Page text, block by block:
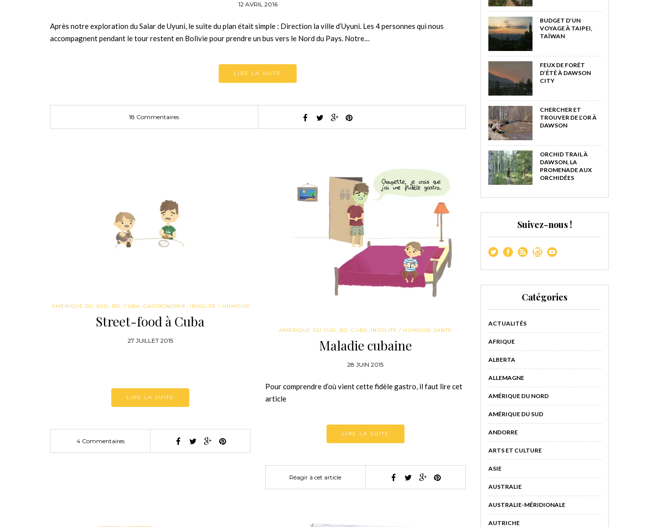
12 AVRIL 2016
Après notre exploration du Salar de Uyuni, le suite du plan était simple : Direction la ville d’Uyuni. Les 4 personnes qui nous
accompagnent pendant le tour restent en Bolivie pour prendre un bus vers le Nord du Pays. Notre…
LIRE LA SUITE
18 Commentaires
AMÉRIQUE DU SUD, BD, CUBA, GASTRONOMIE, INSOLITE / HUMOUR
Street-food à Cuba
27 JUILLET 2015
LIRE LA SUITE
4 Commentaires
AMÉRIQUE DU SUD, BD, CUBA, INSOLITE / HUMOUR, SANTÉ
Maladie cubaine
28 JUIN 2015
Pour comprendre d’où vient cette fidèle gastro, il faut lire cet
article
LIRE LA SUITE
Réagir à cet article
BUDGET D’UN
VOYAGE À TAIPEI,
TAÏWAN
FEUX DE FORÊT
D’ÉTÉ À DAWSON
CITY
CHERCHER ET
TROUVER DE L’OR À
DAWSON
ORCHID TRAIL À
DAWSON, LA
PROMENADE AUX
ORCHIDÉES
Suivez-nous !
Catégories
ACTUALITÉS
AFRIQUE
ALBERTA
ALLEMAGNE
AMÉRIQUE DU NORD
AMÉRIQUE DU SUD
ANDORRE
ARTS ET CULTURE
ASIE
AUSTRALIE
AUSTRALIE-MÉRIDIONALE
AUTRICHE